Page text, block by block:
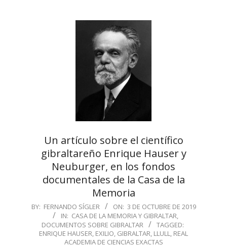
Un artículo sobre el científico
gibraltareño Enrique Hauser y
Neuburger, en los fondos
documentales de la Casa de la
Memoria
2019-
BY: FERNANDO SÍGLER ON: 3 DE OCTUBRE DE 2019
IN: CASA DE LA MEMORIA Y GIBRALTAR,
DOCUMENTOS SOBRE GIBRALTAR
TAGGED:
ENRIQUE HAUSER, EXILIO, GIBRALTAR, LLULL, REAL
ACADEMIA DE CIENCIAS EXACTAS